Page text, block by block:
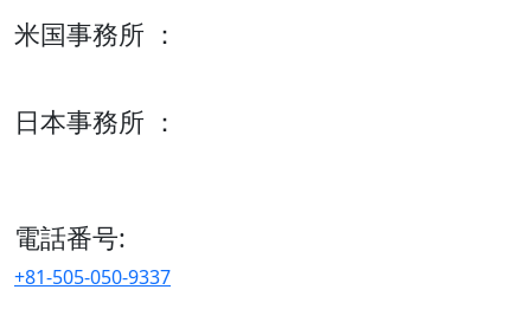
米国事務所 ：
日本事務所 ：
電話番号:
+81-505-050-9337